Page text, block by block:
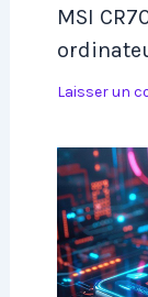
MSI
Laisser un